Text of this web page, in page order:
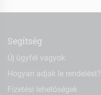
Segítség
Új ügyfél vagyok
Hogyan adjak le rendelést?
Fizetési lehetőségek